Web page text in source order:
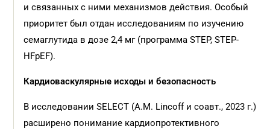
и связанных с ними механизмов действия. Особый
приоритет был отдан исследованиям по изучению
семаглутида в дозе 2,4 мг (программа STEP, STEP-
HFpEF).
Кардиоваскулярные исходы и безопасность
В исследовании SELECT (A.M. Lincoff и соавт., 2023 г.)
расширено понимание кардиопротективного